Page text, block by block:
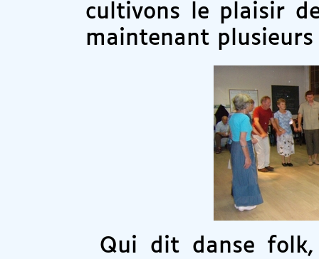
cultivons le plaisir
maintenant plusieurs
Qui dit danse